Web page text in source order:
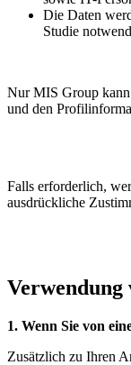
Die Daten
Studie
Nur MIS Group
und den
Falls erforderlich,
ausdrückliche
1. Wenn Sie von
Zusätzlich zu Ihren